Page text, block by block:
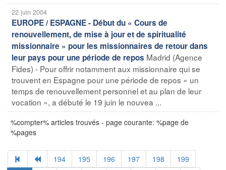
22 juin 2004
EUROPE / ESPAGNE - Début du « Cours de
renouvellement, de mise à jour et de spiritualité
missionnaire » pour les missionnaires de retour dans
leur pays pour une période de repos Madrid (Agence
Fides) - Pour offrir notamment aux missionnaire qui se
trouvent en Espagne pour une période de repos « un
temps de renouvellement personnel et au plan de leur
vocation », a débuté le 19 juin le nouvea ...
%compter% articles trouvés - page courante: %page de
%pages
194 195 196 197 198
199